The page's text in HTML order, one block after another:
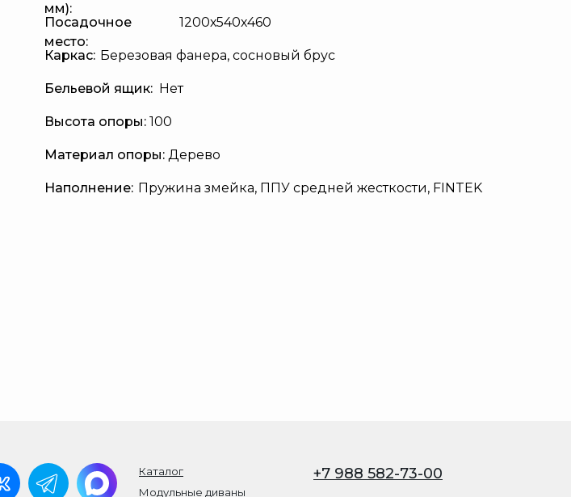
мм):
1200х540х460
Посадочное
место:
Березовая фанера, сосновый брус
Каркас:
Нет
Бельевой ящик:
100
Высота опоры:
Дерево
Материал опоры:
Пружина змейка, ППУ средней жесткости, FINTEK
Наполнение:
Модульные диваны
Каталог +7 988 582-73-00